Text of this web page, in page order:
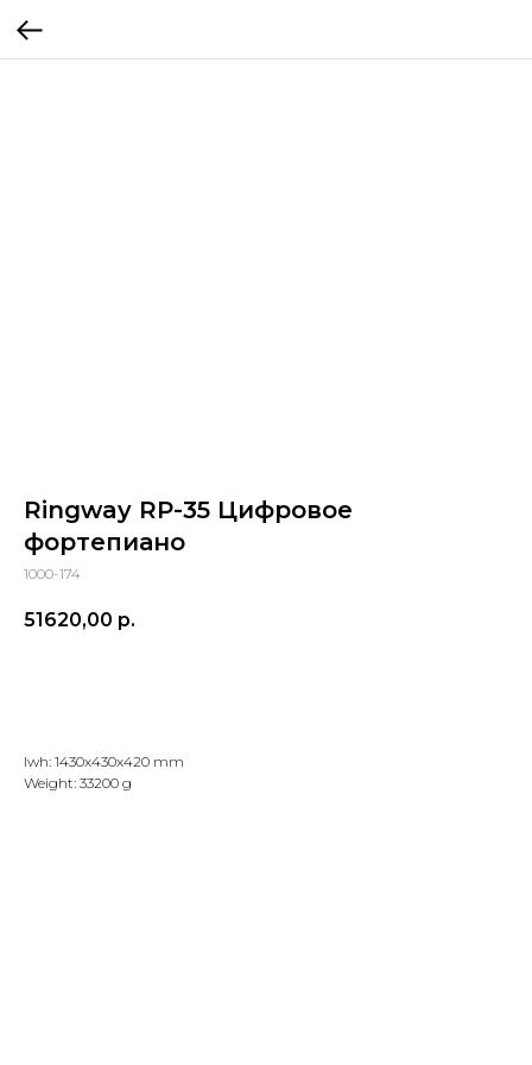
Ringway RP-35 Цифровое
фортепиано
1000-174
51620,00 р.
lwh: 1430x430x420 mm
Weight: 33200 g